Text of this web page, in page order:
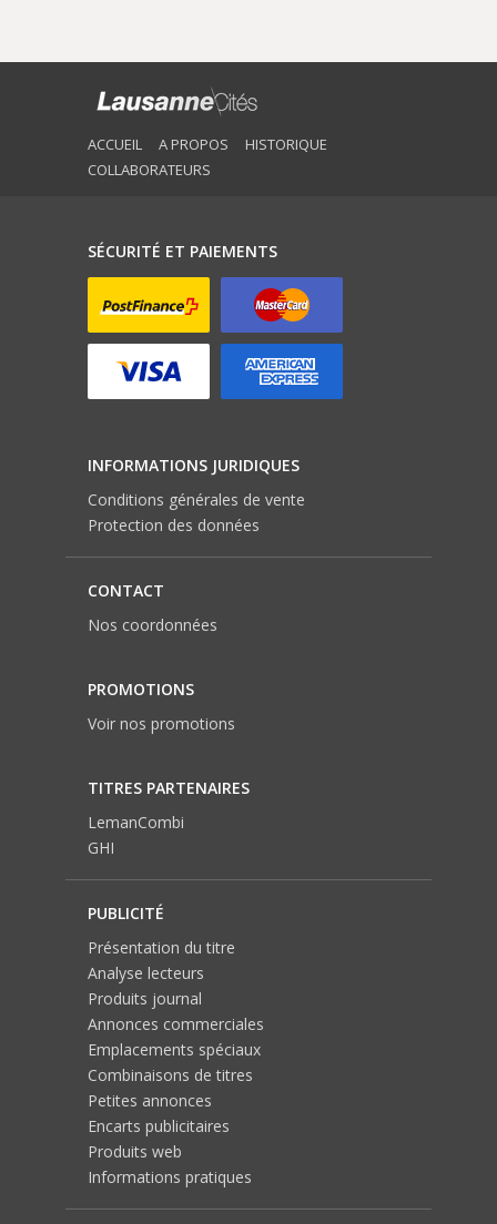
ACCUEIL A PROPOS
HISTORIQUE
COLLABORATEURS
SÉCURITÉ ET PAIEMENTS
INFORMATIONS JURIDIQUES
Conditions générales de vente
Protection des données
CONTACT
Nos coordonnées
PROMOTIONS
Voir nos promotions
TITRES PARTENAIRES
LemanCombi
GHI
PUBLICITÉ
Présentation du titre
Analyse lecteurs
Produits journal
Annonces commerciales
Emplacements spéciaux
Combinaisons de titres
Petites annonces
Encarts publicitaires
Produits web
Informations pratiques